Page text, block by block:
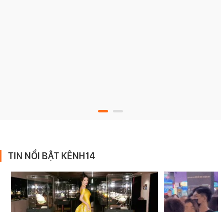
TIN NỔI BẬT KÊNH14